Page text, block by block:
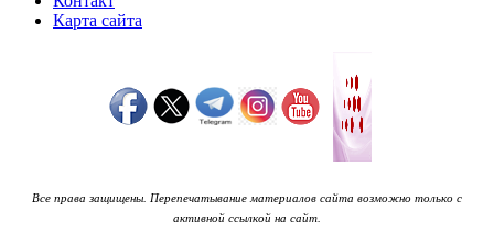
Карта сайта
Все права защищены. Перепечатывание материалов сайта возможно только с
активной ссылкой на сайт.